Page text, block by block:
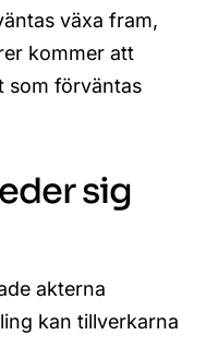
växa fram,
kommer att
som förväntas
sig
akterna
kan tillverkarna